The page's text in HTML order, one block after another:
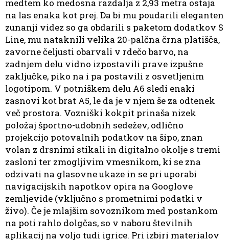
medtem ko medosna razdalja z 2,93 metra ostaja
na las enaka kot prej. Da bi mu poudarili eleganten
zunanji videz so ga obdarili s paketom dodatkov S
Line, mu nataknili velika 20-palčna črna platišča,
zavorne čeljusti obarvali v rdečo barvo, na
zadnjem delu vidno izpostavili prave izpušne
zaključke, piko na i pa postavili z osvetljenim
logotipom. V potniškem delu A6 sledi enaki
zasnovi kot brat A5, le da je v njem še za odtenek
več prostora. Vozniški kokpit prinaša nizek
položaj športno-udobnih sedežev, odlično
projekcijo potovalnih podatkov na šipo, znan
volan z drsnimi stikali in digitalno okolje s tremi
zasloni ter zmogljivim vmesnikom, ki se zna
odzivati na glasovne ukaze in se pri uporabi
navigacijskih napotkov opira na Googlove
zemljevide (vključno s prometnimi podatki v
živo). Če je mlajšim sovoznikom med postankom
na poti rahlo dolgčas, so v naboru številnih
aplikacij na voljo tudi igrice. Pri izbiri materialov